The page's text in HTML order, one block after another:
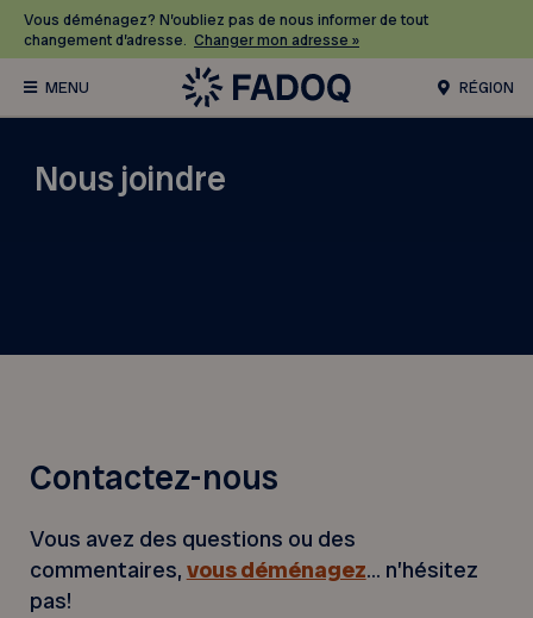
Vous déménagez? N’oubliez pas de nous informer de tout
changement d’adresse. Changer mon adresse »
RÉGION
Nous joindre
Contactez-nous
Vous avez des questions ou des
commentaires, vous déménagez… n’hésitez
pas!